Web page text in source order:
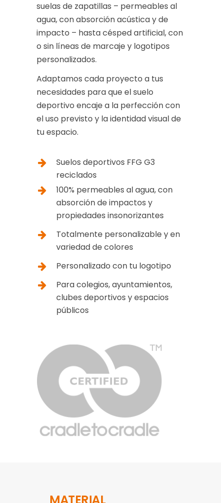
suelas de zapatillas – permeables al
agua, con absorción acústica y de
impacto – hasta césped artificial, con
o sin líneas de marcaje y logotipos
personalizados.
Adaptamos cada proyecto a tus
necesidades para que el suelo
deportivo encaje a la perfección con
el uso previsto y la identidad visual de
tu espacio.
Suelos deportivos FFG G3
reciclados
100% permeables al agua, con
absorción de impactos y
propiedades insonorizantes
Totalmente personalizable y en
variedad de colores
Personalizado con tu logotipo
Para colegios, ayuntamientos,
clubes deportivos y espacios
públicos